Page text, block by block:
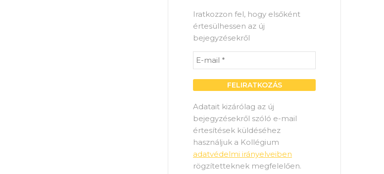
Iratkozzon fel, hogy elsőként
értesülhessen az új
bejegyzésekről
Adatait kizárólag az új
bejegyzésekről szóló e-mail
értesítések küldéséhez
használjuk a Kollégium
adatvédelmi irányelveiben
rögzítetteknek megfelelően.